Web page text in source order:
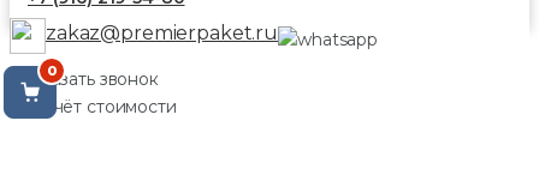
zakaz@premierpaket.ru
Заказать звонок
Расчёт стоимости
0